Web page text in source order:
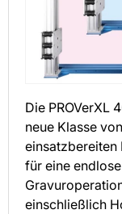
Die PROVerXL
neue Klasse
einsatzbereiten
für eine
einschließlich